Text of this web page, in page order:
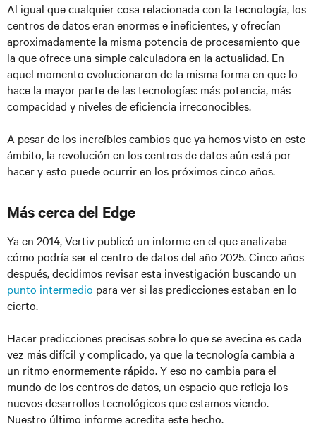
Al igual que cualquier cosa relacionada con la tecnología, los
centros de datos eran enormes e ineficientes, y ofrecían
aproximadamente la misma potencia de procesamiento que
la que ofrece una simple calculadora en la actualidad. En
aquel momento evolucionaron de la misma forma en que lo
hace la mayor parte de las tecnologías: más potencia, más
compacidad y niveles de eficiencia irreconocibles.
A pesar de los increíbles cambios que ya hemos visto en este
ámbito, la revolución en los centros de datos aún está por
hacer y esto puede ocurrir en los próximos cinco años.
Más cerca del Edge
Ya en 2014, Vertiv publicó un informe en el que analizaba
cómo podría ser el centro de datos del año 2025. Cinco años
después, decidimos revisar esta investigación buscando un
punto intermedio para ver si las predicciones estaban en lo
cierto.
Hacer predicciones precisas sobre lo que se avecina es cada
vez más difícil y complicado, ya que la tecnología cambia a
un ritmo enormemente rápido. Y eso no cambia para el
mundo de los centros de datos, un espacio que refleja los
nuevos desarrollos tecnológicos que estamos viendo.
Nuestro último informe acredita este hecho.